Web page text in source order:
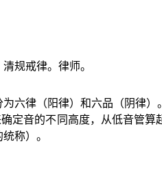
规戒律。律师。
六律（阳律）和六品（阴律）
定音的不同高度，从低音管算
称）。